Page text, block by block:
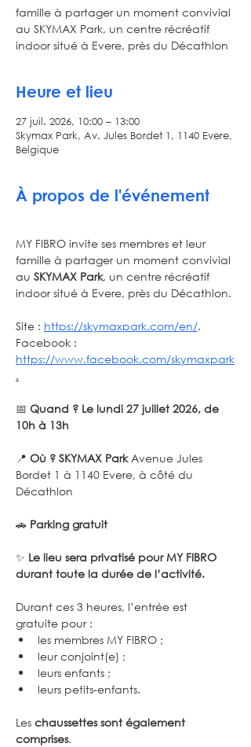
famille à partager un moment convivial
au SKYMAX Park, un centre récréatif
indoor situé à Evere, près du Décathlon
Heure et lieu
27 juil. 2026, 10:00 – 13:00
Skymax Park, Av. Jules Bordet 1, 1140 Evere,
Belgique
À propos de l'événement
MY FIBRO invite ses membres et leur
famille à partager un moment convivial
au SKYMAX Park, un centre récréatif
indoor situé à Evere, près du Décathlon.
Site : https://skymaxpark.com/en/.
Facebook :
https://www.facebook.com/skymaxpark
.
📅 Quand ? Le lundi 27 juillet 2026, de
10h à 13h
📍 Où ? SKYMAX Park Avenue Jules
Bordet 1 à 1140 Evere, à côté du
Décathlon
🚗 Parking gratuit
✨ Le lieu sera privatisé pour MY FIBRO
durant toute la durée de l’activité.
Durant ces 3 heures, l’entrée est
gratuite pour :
les membres MY FIBRO ;
leur conjoint(e) ;
leurs enfants ;
leurs petits-enfants.
Les chaussettes sont également
comprises.